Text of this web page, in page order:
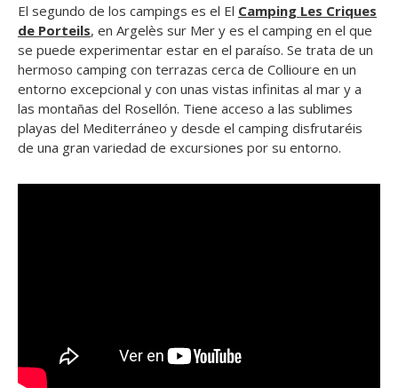
El segundo de los campings es el El Camping Les Criques
de Porteils, en Argelès sur Mer y es el camping en el que
se puede experimentar estar en el paraíso. Se trata de un
hermoso camping con terrazas cerca de Collioure en un
entorno excepcional y con unas vistas infinitas al mar y a
las montañas del Rosellón. Tiene acceso a las sublimes
playas del Mediterráneo y desde el camping disfrutaréis
de una gran variedad de excursiones por su entorno.